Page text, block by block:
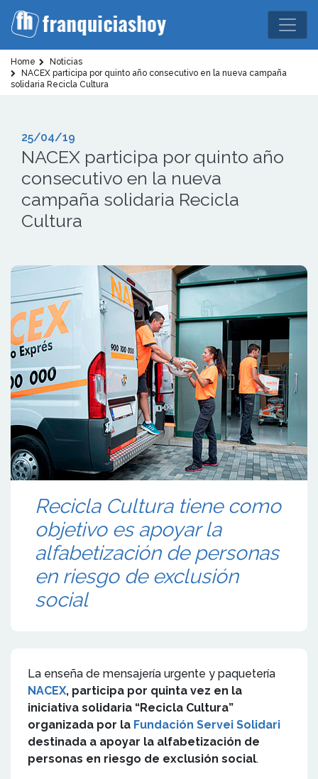
Home
Noticias
NACEX participa por quinto año consecutivo en la nueva campaña
solidaria Recicla Cultura
25/04/19
NACEX participa por quinto año
consecutivo en la nueva
campaña solidaria Recicla
Cultura
Recicla Cultura tiene como
objetivo es apoyar la
alfabetización de personas
en riesgo de exclusión
social
La enseña de mensajería urgente y paquetería
NACEX, participa por quinta vez en la
iniciativa solidaria “Recicla Cultura”
organizada por la Fundación Servei Solidari
destinada a apoyar la alfabetización de
personas en riesgo de exclusión social.